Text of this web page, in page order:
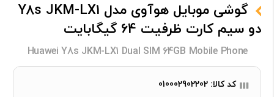
گوشی موبایل هوآوی مدل Y8s JKM-LX1
دو سیم کارت ظرفیت 64 گیگابایت
Huawei Y8s JKM-LX1 Dual SIM 64GB Mobile Phone
کد کالا: 010002902202